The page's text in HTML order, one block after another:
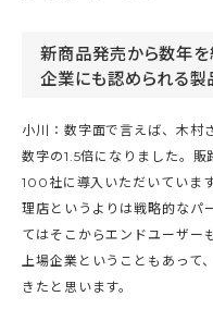
新商品発売から数年
企業にも認められる製
小川：数字面で言えば、木村
数字の1.5倍になりました。販
100社に導入いただいていま
理店というよりは戦略的なパ
てはそこからエンドユーザー
上場企業ということもあって
きたと思います。